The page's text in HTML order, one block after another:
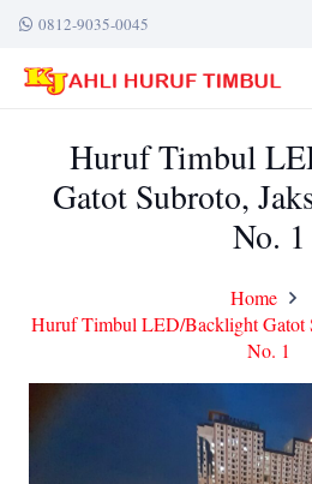
0812-9035-0045
Huruf Timbul
Gatot Subroto,
No. 1
Home
Huruf Timbul LED/Backlight Gatot
No. 1